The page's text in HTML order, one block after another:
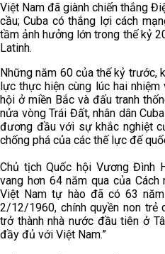
Việt Nam đã giành chiến thắng
cầu; Cuba có thắng lợi cách
tầm ảnh hưởng lớn trong thế kỷ
Latinh.
Những năm 60 của thế kỷ trước,
lực thực hiện cùng lúc hai
hội ở miền Bắc và đấu tranh
nửa vòng Trái Đất, nhân dân
đương đầu với sự khắc nghiệt
chống phá của các thế lực đế
Chủ tịch Quốc hội Vương Đình
vang hơn 64 năm qua của
Việt Nam tự hào đã có 63
2/12/1960, chính quyền non
trở thành nhà nước đầu tiên ở
đầy đủ với Việt Nam.”